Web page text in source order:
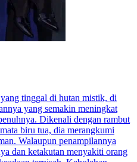
tinggal di hutan mistik, di
yang semakin meningkat
Dikenali dengan rambut
biru tua, dia merangkumi
Walaupun penampilannya
dan ketakutan menyakiti orang